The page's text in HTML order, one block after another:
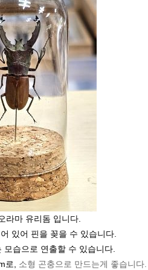
라마 유리돔 입니다.
있어 핀을 꽂을 수 있습니다.
모습으로 연출할 수 있습니다.
로, 소형 곤충으로 만드는게 좋습니다.